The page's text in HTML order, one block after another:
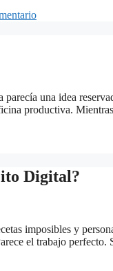
una idea
productiva. Mientras
Digital?
imposibles y
el trabajo perfecto.